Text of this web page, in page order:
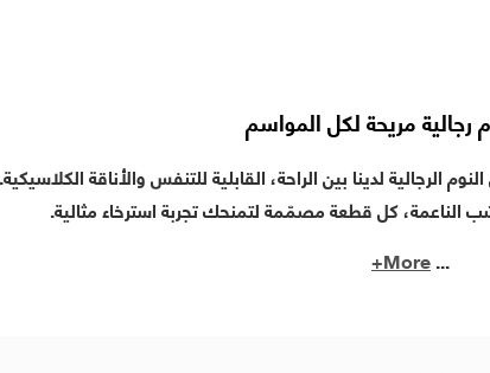
مريحة لكل المواسم
الرجالية لدينا بين الراحة، القابلية للتنفس والأناقة
الناعمة، كل قطعة مصمّمة لتمنحك تجربة استرخاء مثالية.
...
More+